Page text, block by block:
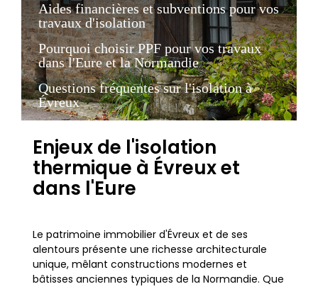
Aides financières et subventions pour vos
travaux d'isolation
Pourquoi choisir PPF pour vos travaux
dans l'Eure et la Normandie
Questions fréquentes sur l'isolation à
Évreux
Enjeux de l'isolation
thermique à Évreux et
dans l'Eure
Le patrimoine immobilier d'Évreux et de ses
alentours présente une richesse architecturale
unique, mêlant constructions modernes et
bâtisses anciennes typiques de la Normandie. Que